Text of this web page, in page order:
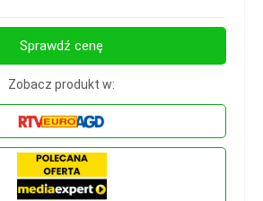
Sprawdź cenę
Zobacz produkt w: